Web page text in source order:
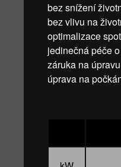
bez snížení
bez vlivu na
optimalizace
jedinečná péče
záruka na úpravu
úprava na